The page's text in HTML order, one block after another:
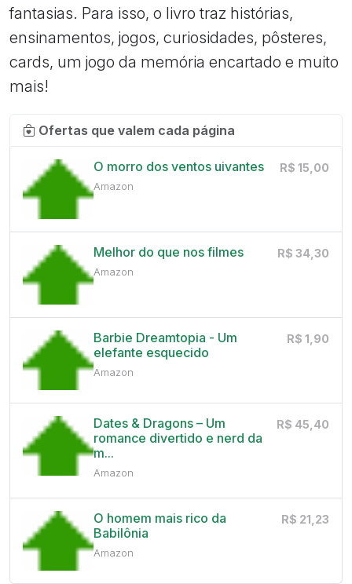
fantasias. Para isso, o livro traz histórias,
ensinamentos, jogos, curiosidades, pôsteres,
cards, um jogo da memória encartado e muito
mais!
Ofertas que valem cada página
O morro dos ventos uivantes
Amazon
R$ 15,00
Melhor do que nos filmes
Amazon
R$ 34,30
Barbie Dreamtopia - Um
elefante esquecido
Amazon
R$ 1,90
Dates & Dragons – Um
romance divertido e nerd da
m...
Amazon
R$ 45,40
O homem mais rico da
Babilônia
Amazon
R$ 21,23